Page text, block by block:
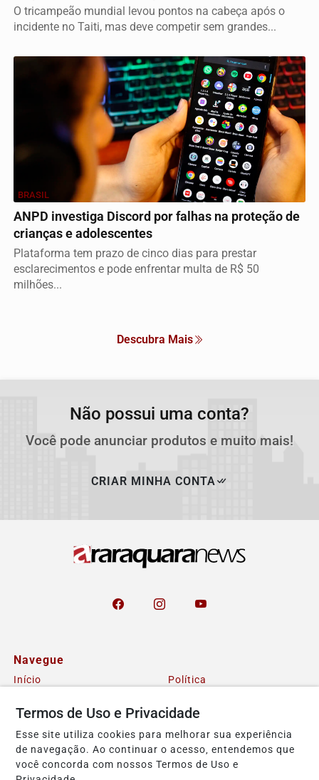
O tricampeão mundial levou pontos na cabeça após o
incidente no Taiti, mas deve competir sem grandes...
BRASIL
ANPD investiga Discord por falhas na proteção de
crianças e adolescentes
Plataforma tem prazo de cinco dias para prestar
esclarecimentos e pode enfrentar multa de R$ 50
milhões...
Descubra Mais
Não possui uma conta?
Você pode anunciar produtos e muito mais!
CRIAR MINHA CONTA
Navegue
Início
Política
Falecimento
Região
Cultura
Brasil
Termos de Uso e Privacidade
Esse site utiliza cookies para melhorar sua experiência
de navegação. Ao continuar o acesso, entendemos que
você concorda com nossos Termos de Uso e